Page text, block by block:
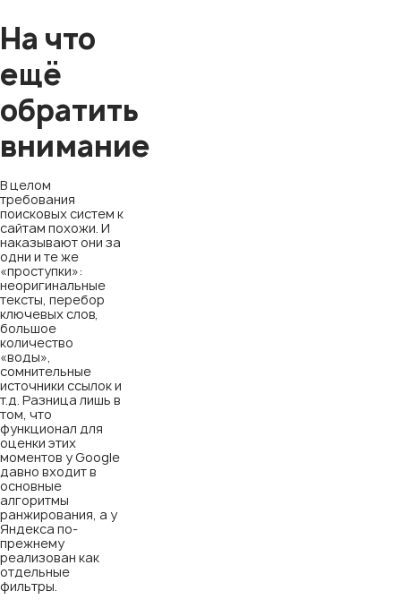
На что
ещё
обратить
внимание
В целом
требования
поисковых систем к
сайтам похожи. И
наказывают они за
одни и те же
«проступки»:
неоригинальные
тексты, перебор
ключевых слов,
большое
количество
«воды»,
сомнительные
источники ссылок и
т.д. Разница лишь в
том, что
функционал для
оценки этих
моментов у Google
давно входит в
основные
алгоритмы
ранжирования, а у
Яндекса по-
прежнему
реализован как
отдельные
фильтры.